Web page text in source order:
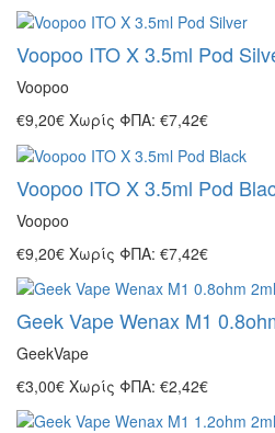
Voopoo ITO X 3.5ml Pod
Voopoo
€9,20€ Χωρίς ΦΠΑ: €7,42€
Voopoo ITO X 3.5ml Pod
Voopoo
€9,20€ Χωρίς ΦΠΑ: €7,42€
Geek Vape Wenax M1
GeekVape
€3,00€ Χωρίς ΦΠΑ: €2,42€